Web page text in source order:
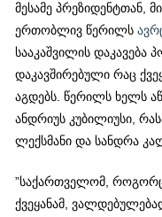
მესამე პრეზიდენტთან,
ერთობლივ წერილს
სააკაშვილის დაკავება
დაკავშირებული რაც
აგდებს. წერილს ხელს
ანდრიუს კუბილიუსი,
ლექსმანი და სანდრა
”საქართველომ,
ქვეყანამ,